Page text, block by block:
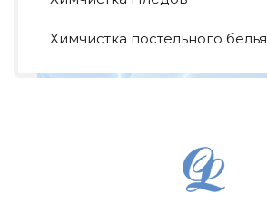
Химчистка постельного белья